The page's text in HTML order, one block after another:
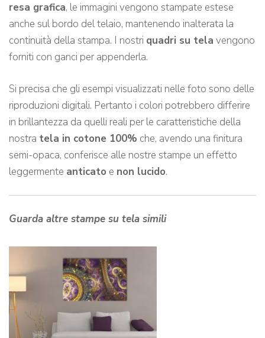
resa grafica, le immagini vengono stampate estese
anche sul bordo del telaio, mantenendo inalterata la
continuità della stampa. I nostri quadri su tela vengono
forniti con ganci per appenderla.
Si precisa che gli esempi visualizzati nelle foto sono delle
riproduzioni digitali. Pertanto i colori potrebbero differire
in brillantezza da quelli reali per le caratteristiche della
nostra tela in cotone 100% che, avendo una finitura
semi-opaca, conferisce alle nostre stampe un effetto
leggermente anticato e non lucido.
Guarda altre stampe su tela simili